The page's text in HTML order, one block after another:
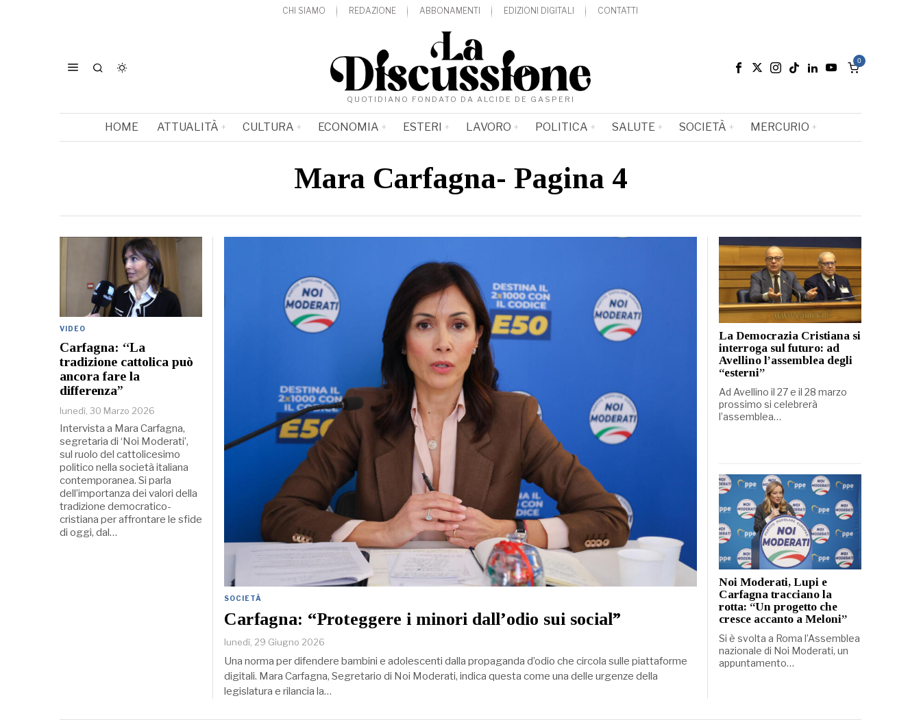
CHI SIAMO REDAZIONE ABBONAMENTI EDIZIONI DIGITALI CONTATTI
QUOTIDIANO FONDATO DA ALCIDE DE GASPERI
0
HOME ATTUALITÀ CULTURA ECONOMIA ESTERI LAVORO POLITICA SALUTE SOCIETÀ MERCURIO
Mara Carfagna- Pagina 4
SOCIETÀ
Carfagna: “Proteggere i minori dall’odio sui social”
lunedì, 29 Giugno 2026
Una norma per difendere bambini e adolescenti dalla propaganda d’odio che circola sulle piattaforme
digitali. Mara Carfagna, Segretario di Noi Moderati, indica questa come una delle urgenze della
legislatura e rilancia la…
VIDEO
Carfagna: “La
tradizione cattolica può
ancora fare la
differenza”
lunedì, 30 Marzo 2026
Intervista a Mara Carfagna,
segretaria di ‘Noi Moderati’,
sul ruolo del cattolicesimo
politico nella società italiana
contemporanea. Si parla
dell’importanza dei valori della
tradizione democratico-
cristiana per affrontare le sfide
di oggi, dal…
La Democrazia Cristiana si
interroga sul futuro: ad
Avellino l’assemblea degli
“esterni”
Ad Avellino il 27 e il 28 marzo
prossimo si celebrerà
l’assemblea…
Noi Moderati, Lupi e
Carfagna tracciano la
rotta: “Un progetto che
cresce accanto a Meloni”
Si è svolta a Roma l’Assemblea
nazionale di Noi Moderati, un
appuntamento…